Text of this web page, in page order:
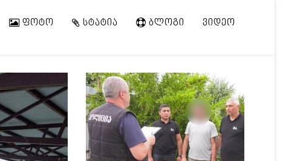
ᲤᲝᲢᲝ ᲡᲢᲐᲢᲘᲐ ᲑᲚᲝᲒᲘ ᲕᲘᲓᲔᲝ